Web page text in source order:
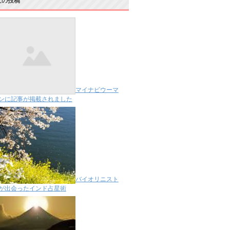
マイナビウーマ
に記事が掲載されました
バイオリニスト
出会ったインド占星術